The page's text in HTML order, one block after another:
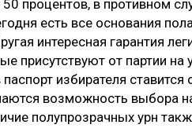
50 процентов, в противном
есть все основания
интересная гарантия
присутствуют от партии
избирателя
возможность выбора
полупрозрачных урн